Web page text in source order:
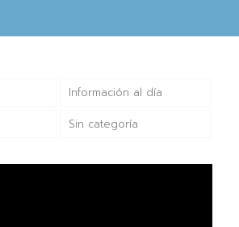
Información al día
Sin categoría